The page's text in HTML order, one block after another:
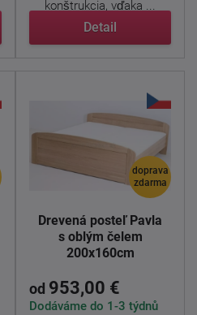
konštrukcia, vďaka ...
Detail
doprava
zdarma
Drevená posteľ Pavla
s oblým čelem
200x160cm
od 953,00 €
Dodáváme do 1-3 týdnů